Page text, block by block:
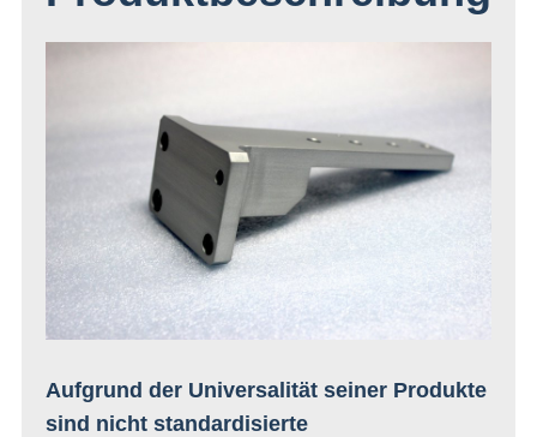
Aufgrund der Universalität seiner Produkte
sind nicht standardisierte